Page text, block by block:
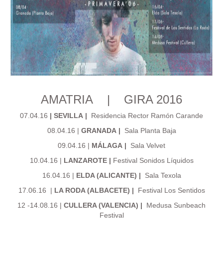
AMATRIA | GIRA 2016
07.04.16 | SEVILLA |
Residencia Rector Ramón Carande
08.04.16 | GRANADA |
Sala Planta Baja
09.04.16 | MÁLAGA |
Sala Velvet
10.04.16 | LANZAROTE | Festival Sonidos Líquidos
16.04.16 | ELDA (ALICANTE) |
Sala Texola
17.06.16
| LA RODA (ALBACETE) |
Festival Los Sentidos
12 -14.08.16 | CULLERA (VALENCIA) |
Medusa Sunbeach
Festival